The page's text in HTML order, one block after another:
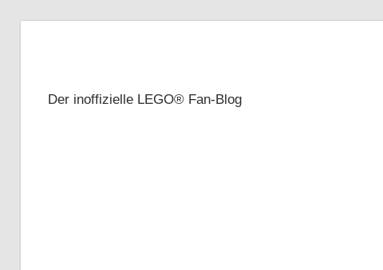
Der inoffizielle LEGO® Fan-Blog